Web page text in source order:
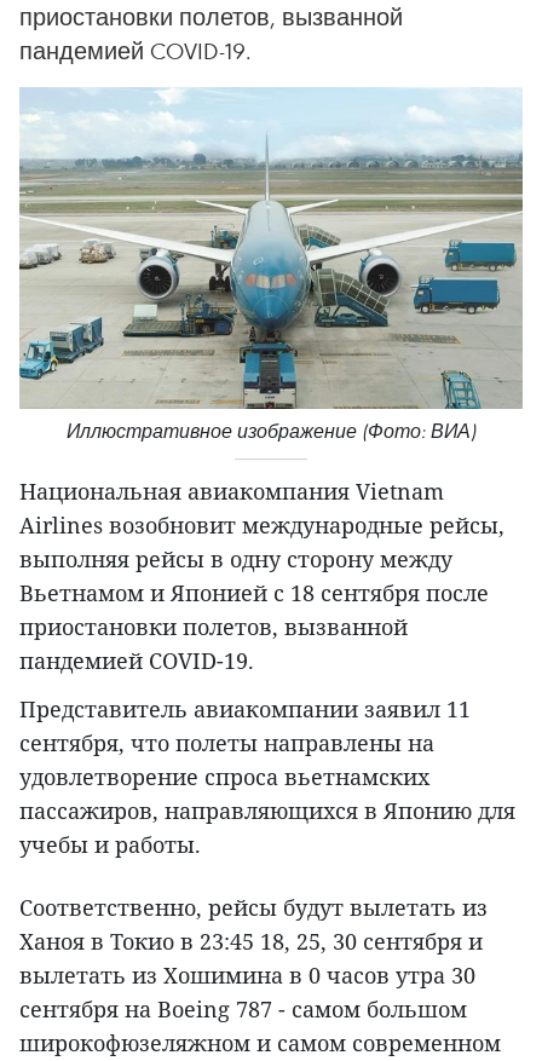
приостановки полетов, вызванной
пандемией COVID-19.
Иллюстративное изображение (Фото: ВИА)
Национальная авиакомпания Vietnam
Airlines возобновит международные рейсы,
выполняя рейсы в одну сторону между
Вьетнамом и Японией с 18 сентября после
приостановки полетов, вызванной
пандемией COVID-19.
Представитель авиакомпании заявил 11
сентября, что полеты направлены на
удовлетворение спроса вьетнамских
пассажиров, направляющихся в Японию для
учебы и работы.
Соответственно, рейсы будут вылетать из
Ханоя в Токио в 23:45 18, 25, 30 сентября и
вылетать из Хошимина в 0 часов утра 30
сентября на Boeing 787 - самом большом
широкофюзеляжном и самом современном